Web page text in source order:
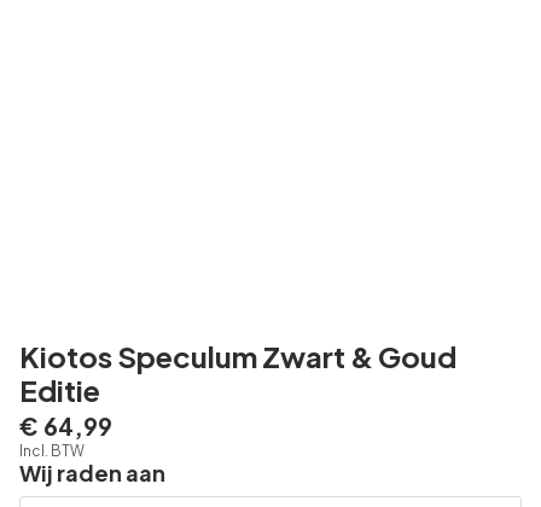
Kiotos Speculum Zwart & Goud
Editie
€ 64,99
Incl. BTW
Wij raden aan